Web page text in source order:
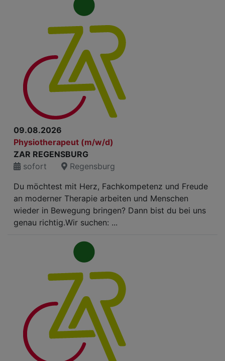
09.08.2026
Physiotherapeut (m/w/d)
ZAR REGENSBURG
sofort
Regensburg
Du möchtest mit Herz, Fachkompetenz und Freude
an moderner Therapie arbeiten und Menschen
wieder in Bewegung bringen? Dann bist du bei uns
genau richtig.Wir suchen: ...